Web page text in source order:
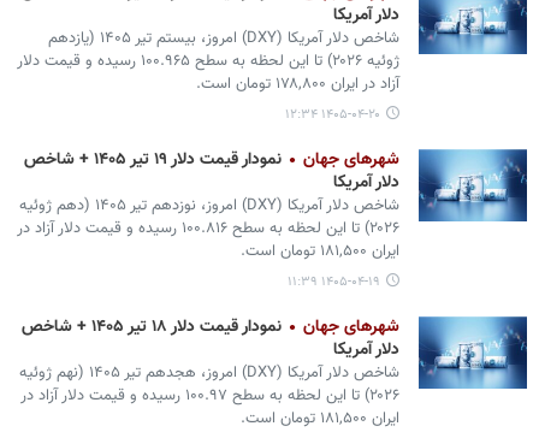
دلار آمریکا
شاخص دلار آمریکا (DXY) امروز، بیستم تیر ۱۴۰۵ (یازدهم
ژوئیه ۲۰۲۶) تا این لحظه به سطح ۱۰۰.۹۶۵ رسیده و قیمت دلار
آزاد در ایران ۱۷۸,۸۰۰ تومان است.
۱۴۰۵-۰۴-۲۰ ۱۲:۳۴
شهرهای جهان
نمودار قیمت دلار ۱۹ تیر ۱۴۰۵ + شاخص
دلار آمریکا
شاخص دلار آمریکا (DXY) امروز، نوزدهم تیر ۱۴۰۵ (دهم ژوئیه
۲۰۲۶) تا این لحظه به سطح ۱۰۰.۸۱۶ رسیده و قیمت دلار آزاد در
ایران ۱۸۱,۵۰۰ تومان است.
۱۴۰۵-۰۴-۱۹ ۱۱:۳۹
شهرهای جهان
نمودار قیمت دلار ۱۸ تیر ۱۴۰۵ + شاخص
دلار آمریکا
شاخص دلار آمریکا (DXY) امروز، هجدهم تیر ۱۴۰۵ (نهم ژوئیه
۲۰۲۶) تا این لحظه به سطح ۱۰۰.۹۷ رسیده و قیمت دلار آزاد در
ایران ۱۸۱,۵۰۰ تومان است.